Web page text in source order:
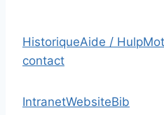
HistoriqueAide / Hulp
contact
IntranetWebsiteBib